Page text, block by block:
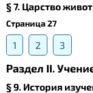
§ 7. Царство
Страница 27
1 2 3
Раздел II.
§ 9. История